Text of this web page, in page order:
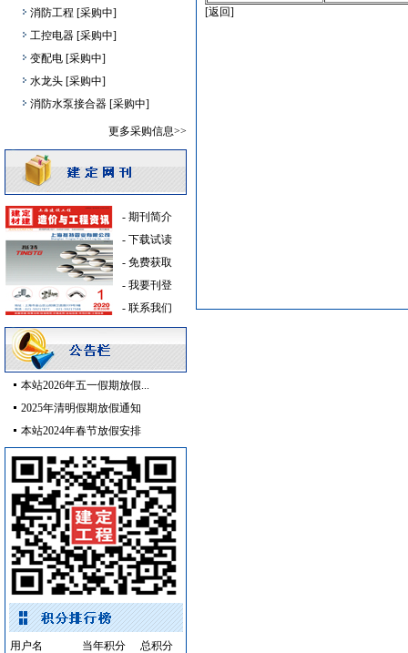
消防工程 [采购中]
工控电器 [采购中]
变配电 [采购中]
水龙头 [采购中]
消防水泵接合器 [采购中]
防火隔热 [采购中]
砂石 [采购中]
装饰石材 [采购中]
改型剂等 [采购中]
消防火警 [采购中]
低压电器 [采购中]
空调设备 [采购中]
火灾自动报警系统 [采购中]
消防水泵接合器 [采购中]
通风设备 [采购中]
消防器材
[采购中]
防水防腐 [采购中]
装载机
[采购中]
油漆涂料 [采购中]
给排水管件 [采购中]
电器开关 [采购中]
火灾自动报警系统 [采购中]
照明灯具 [采购中]
消防稳压泵 [采购中]
给排水阀门 [采购中]
防雷接地
[采购中]
更多采购信息>>
- 期刊简介
- 下载试读
- 免费获取
- 我要刊登
- 联系我们
本站2026年五一假期放假...
2025年清明假期放假通知
本站2024年春节放假安排
用户名 当年积分
总积分
[返回]